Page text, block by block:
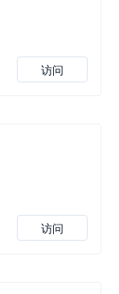
访问
访问